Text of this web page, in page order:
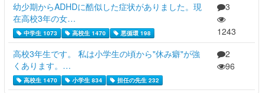
幼少期からADHDに酷似した症状がありました。現
在高校3年の女…
中学生 1073 高校生 1470 悪循環 198
3
1243
高校3年生です。 私は小学生の頃から"休み癖"が強
くあります。…
高校生 1470 小学生 834 担任の先生 232
2
96